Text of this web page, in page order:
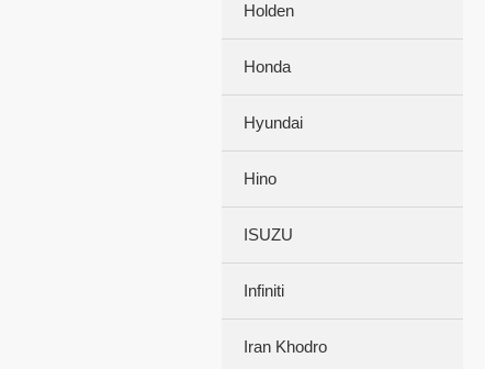
Holden
Honda
Hyundai
Hino
ISUZU
Infiniti
Iran Khodro